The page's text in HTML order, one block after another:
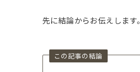
先に結論からお伝えします。
この記事の結論